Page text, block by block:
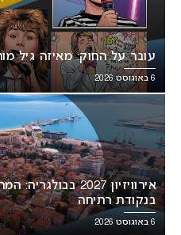
עובר על החוק: מאיזה גיל
6 באוגוסט 2026
אירוויזיון 2027
בנקודת רתיחה
6 באוגוסט 2026